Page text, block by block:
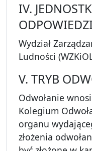
IV.
Wydział
Ludności
V. TRYB
Odwołanie
Kolegium
organu
złożenia